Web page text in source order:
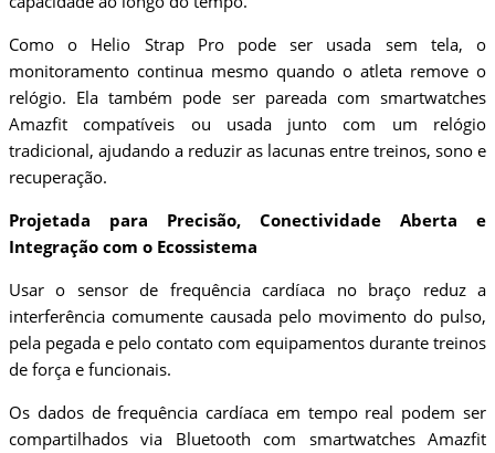
Como o Helio Strap Pro pode ser usada sem tela, o
monitoramento continua mesmo quando o atleta remove o
relógio. Ela também pode ser pareada com smartwatches
Amazfit compatíveis ou usada junto com um relógio
tradicional, ajudando a reduzir as lacunas entre treinos, sono e
recuperação.
Projetada para Precisão, Conectividade Aberta e
Integração com o Ecossistema
Usar o sensor de frequência cardíaca no braço reduz a
interferência comumente causada pelo movimento do pulso,
pela pegada e pelo contato com equipamentos durante treinos
de força e funcionais.
Os dados de frequência cardíaca em tempo real podem ser
compartilhados via Bluetooth com smartwatches Amazfit